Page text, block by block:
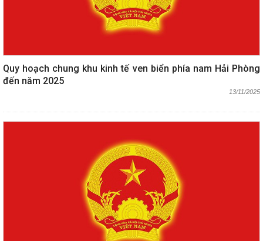
Quy hoạch chung khu kinh tế ven biển phía nam Hải Phòng
đến năm 2025
13/11/2025